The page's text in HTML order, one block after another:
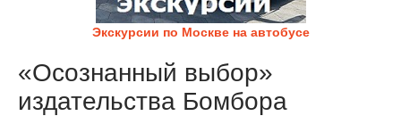
Экскурсии по Москве на автобусе
«Осознанный выбор»
издательства Бомбора